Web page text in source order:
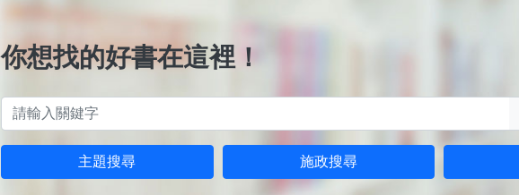
你想找的好書在這裡！
主題搜尋 施政搜尋